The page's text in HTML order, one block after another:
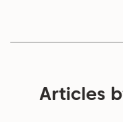
Articles